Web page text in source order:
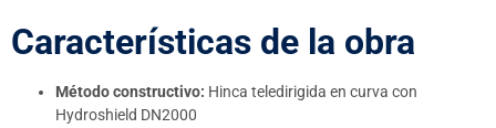
Características de la obra
Método constructivo: Hinca teledirigida en curva con
Hydroshield DN2000